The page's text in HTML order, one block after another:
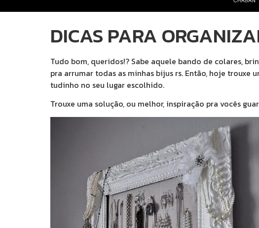
DICAS PARA
Tudo bom, queridos!? Sabe aquele bando de colares,
pra arrumar todas as minhas bijus rs. Então, hoje trouxe
tudinho no seu lugar escolhido.
Trouxe uma solução, ou melhor, inspiração pra vocês